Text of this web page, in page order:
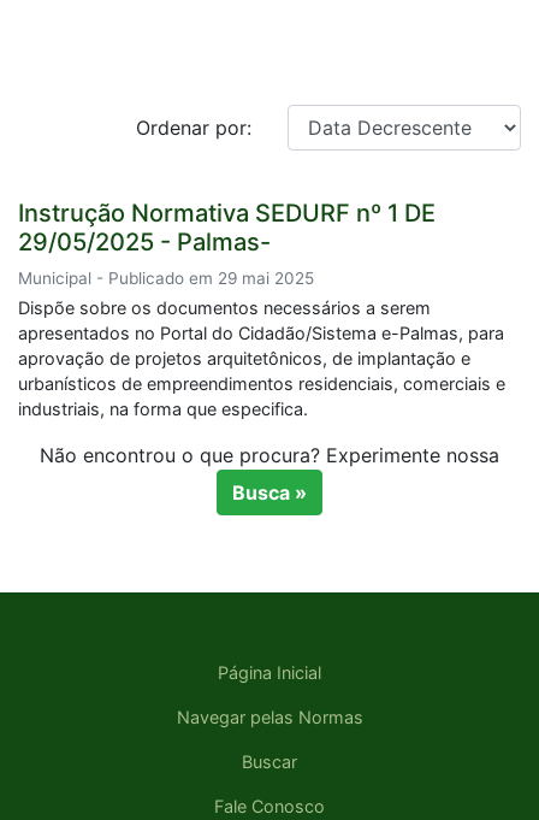
Ordenar por:
Instrução Normativa SEDURF nº 1 DE
29/05/2025 - Palmas-
Municipal - Publicado em 29 mai 2025
Dispõe sobre os documentos necessários a serem
apresentados no Portal do Cidadão/Sistema e-Palmas, para
aprovação de projetos arquitetônicos, de implantação e
urbanísticos de empreendimentos residenciais, comerciais e
industriais, na forma que especifica.
Não encontrou o que procura? Experimente nossa
Busca »
Página Inicial
Navegar pelas Normas
Buscar
Fale Conosco